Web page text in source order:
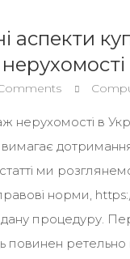
нерухомості в
статті ми
норми,
процедуру.
повинен ретельно